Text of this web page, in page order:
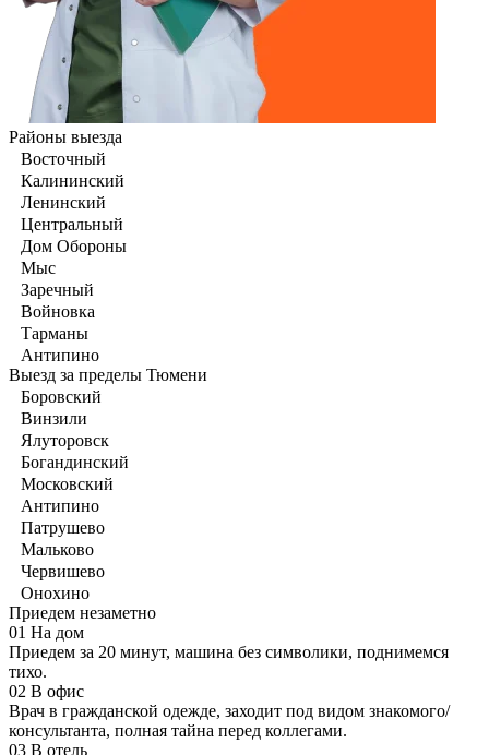
Районы выезда
Восточный
Калининский
Ленинский
Центральный
Дом Обороны
Мыс
Заречный
Войновка
Тарманы
Антипино
Выезд за пределы Тюмени
Боровский
Винзили
Ялуторовск
Богандинский
Московский
Антипино
Патрушево
Мальково
Червишево
Онохино
Приедем незаметно
01 На дом
Приедем за 20 минут, машина без символики, поднимемся
тихо.
02 В офис
Врач в гражданской одежде, заходит под видом знакомого/
консультанта, полная тайна перед коллегами.
03 В отель